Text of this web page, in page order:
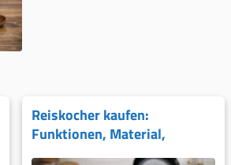
Reiskocher kaufen:
Funktionen, Material,
Zubehör